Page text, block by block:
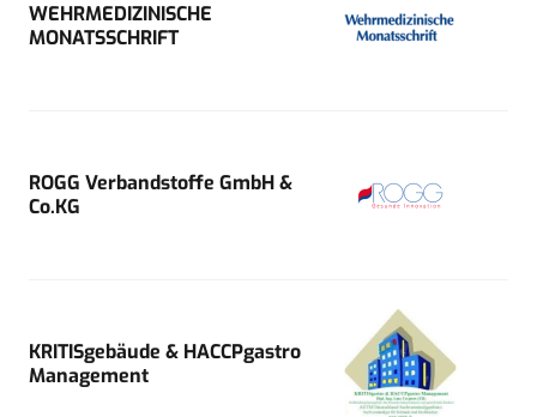
WEHRMEDIZINISCHE
MONATSSCHRIFT
ROGG Verbandstoffe GmbH &
Co.KG
KRITISgebäude & HACCPgastro
Management